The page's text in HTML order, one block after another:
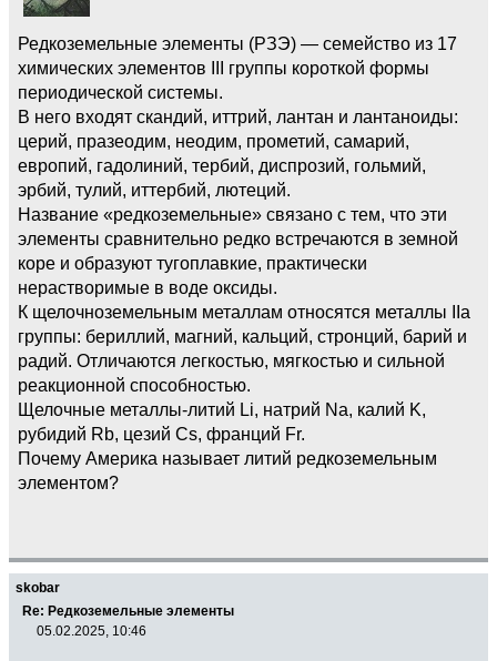
Редкоземельные элементы (РЗЭ) — семейство из 17
химических элементов III группы короткой формы
периодической системы.
В него входят скандий, иттрий, лантан и лантаноиды:
церий, празеодим, неодим, прометий, самарий,
европий, гадолиний, тербий, диспрозий, гольмий,
эрбий, тулий, иттербий, лютеций.
Название «редкоземельные» связано с тем, что эти
элементы сравнительно редко встречаются в земной
коре и образуют тугоплавкие, практически
нерастворимые в воде оксиды.
К щелочноземельным металлам относятся металлы IIa
группы: бериллий, магний, кальций, стронций, барий и
радий. Отличаются легкостью, мягкостью и сильной
реакционной способностью.
Щелочные металлы-литий Li, натрий Na, калий K,
рубидий Rb, цезий Cs, франций Fr.
Почему Америка называет литий редкоземельным
элементом?
skobar
Re: Редкоземельные элементы
05.02.2025, 10:46